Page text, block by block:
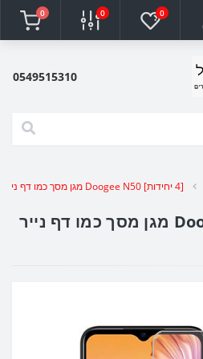
0
0
0
0549515310
[4 יחידות] Doogee N50 מגן מסך כמו דף נייר סקרין מובייל
[4 יחידות] Doogee N50 מגן מסך כמו דף נייר